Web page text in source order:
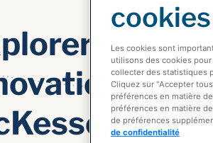
les
de
Les cookies sont
utilisons des cookies
collecter des statistiques
Cliquez sur "Accepter
préférences en matière
préférences en matière
de préférences
de confidentialité